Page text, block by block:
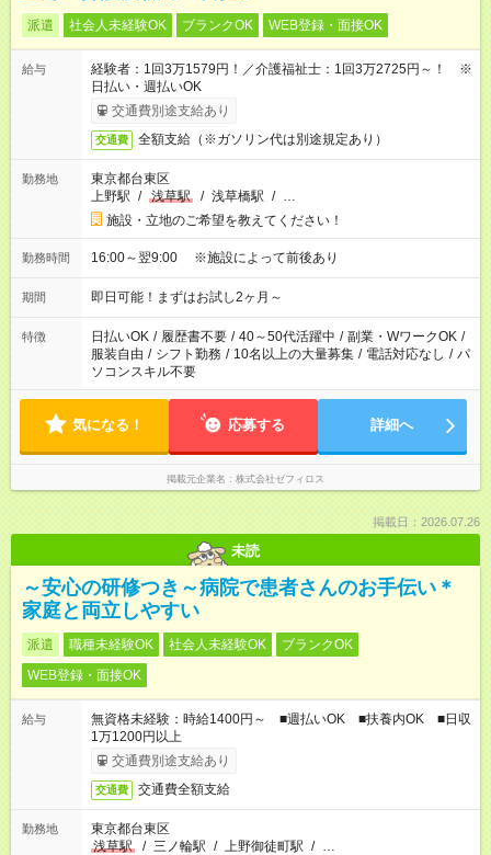
派遣 社会人未経験OK ブランクOK WEB登録・面接OK
給与
経験者：1回3万1579円！／介護福祉士：1回3万2725円～！ ※
日払い・週払いOK
交通費別途支給あり
交通費 全額支給（※ガソリン代は別途規定あり）
勤務地
東京都台東区
上野駅 / 浅草駅 / 浅草橋駅 / …
施設・立地のご希望を教えてください！
勤務時間 16:00～翌9:00 ※施設によって前後あり
期間 即日可能！まずはお試し2ヶ月～
特徴 日払いOK / 履歴書不要 / 40～50代活躍中 / 副業・WワークOK /
服装自由 / シフト勤務 / 10名以上の大量募集 / 電話対応なし / パ
ソコンスキル不要
気になる！ 応募する 詳細へ
掲載元企業名 株式会社ゼフィロス
掲載日：2026.07.26
未読
～安心の研修つき～病院で患者さんのお手伝い＊
家庭と両立しやすい
派遣 職種未経験OK 社会人未経験OK
ブランクOK
WEB登録・面接OK
給与
無資格未経験：時給1400円～ ■週払いOK ■扶養内OK ■日収
1万1200円以上
交通費別途支給あり
交通費 交通費全額支給
勤務地
東京都台東区
浅草駅
/ 三ノ輪駅 / 上野御徒町駅 / …